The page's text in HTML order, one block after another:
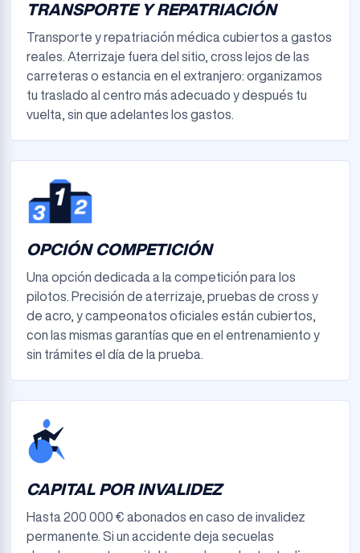
TRANSPORTE Y REPATRIACIÓN
Transporte y repatriación médica cubiertos a gastos
reales. Aterrizaje fuera del sitio, cross lejos de las
carreteras o estancia en el extranjero: organizamos
tu traslado al centro más adecuado y después tu
vuelta, sin que adelantes los gastos.
OPCIÓN COMPETICIÓN
Una opción dedicada a la competición para los
pilotos. Precisión de aterrizaje, pruebas de cross y
de acro, y campeonatos oficiales están cubiertos,
con las mismas garantías que en el entrenamiento y
sin trámites el día de la prueba.
CAPITAL POR INVALIDEZ
Hasta 200 000 € abonados en caso de invalidez
permanente. Si un accidente deja secuelas